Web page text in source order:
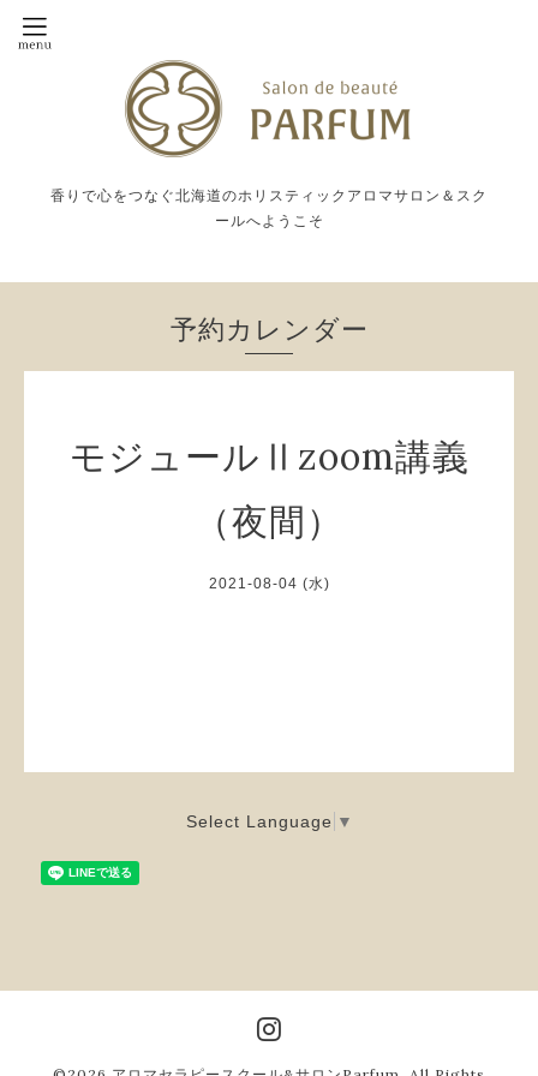
香りで心をつなぐ北海道のホリスティックアロマサロン＆スク
ールへようこそ
予約カレンダー
モジュールⅡzoom講義
（夜間）
2021-08-04 (水)
Select Language ▼